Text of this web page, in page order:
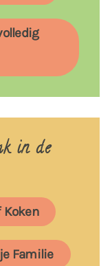
in de
Familie